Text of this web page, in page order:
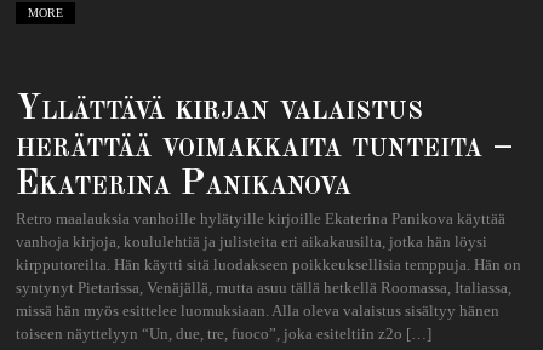
MORE
Yllättävä kirjan valaistus
herättää voimakkaita tunteita –
Ekaterina Panikanova
Retro maalauksia vanhoille hylätyille kirjoille Ekaterina Panikova käyttää
vanhoja kirjoja, koululehtiä ja julisteita eri aikakausilta, jotka hän löysi
kirpputoreilta. Hän käytti sitä luodakseen poikkeuksellisia temppuja. Hän on
syntynyt Pietarissa, Venäjällä, mutta asuu tällä hetkellä Roomassa, Italiassa,
missä hän myös esittelee luomuksiaan. Alla oleva valaistus sisältyy hänen
toiseen näyttelyyn “Un, due, tre, fuoco”, joka esiteltiin z2o […]